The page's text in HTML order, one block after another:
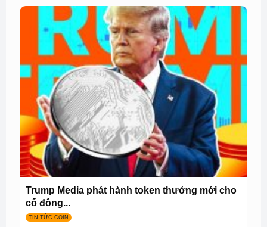
Trump Media phát hành token thưởng mới cho
cổ đông...
TIN TỨC COIN